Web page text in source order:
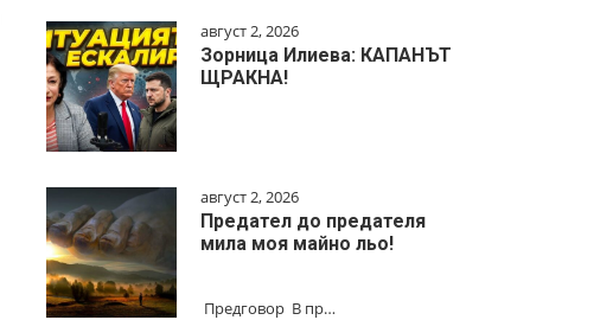
август 2, 2026
Зорница Илиева: КАПАНЪТ
ЩРАКНА!
август 2, 2026
Предател до предателя
мила моя майно льо!
Предговор В пр…